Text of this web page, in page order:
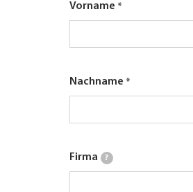
Vorname
Nachname
Firma ?